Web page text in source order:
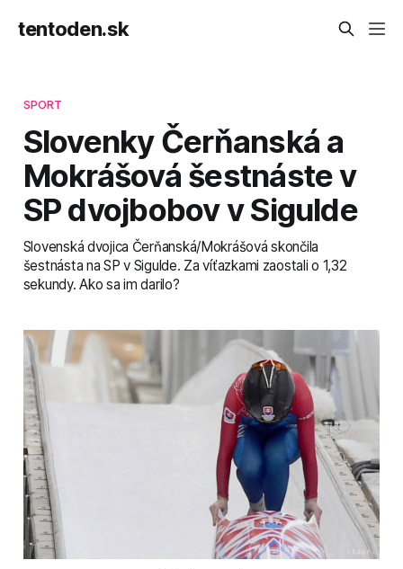
tentoden.sk
SPORT
Slovenky Čerňanská a
Mokrášová šestnáste v
SP dvojbobov v Sigulde
Slovenská dvojica Čerňanská/Mokrášová skončila
šestnásta na SP v Sigulde. Za víťazkami zaostali o 1,32
sekundy. Ako sa im darilo?